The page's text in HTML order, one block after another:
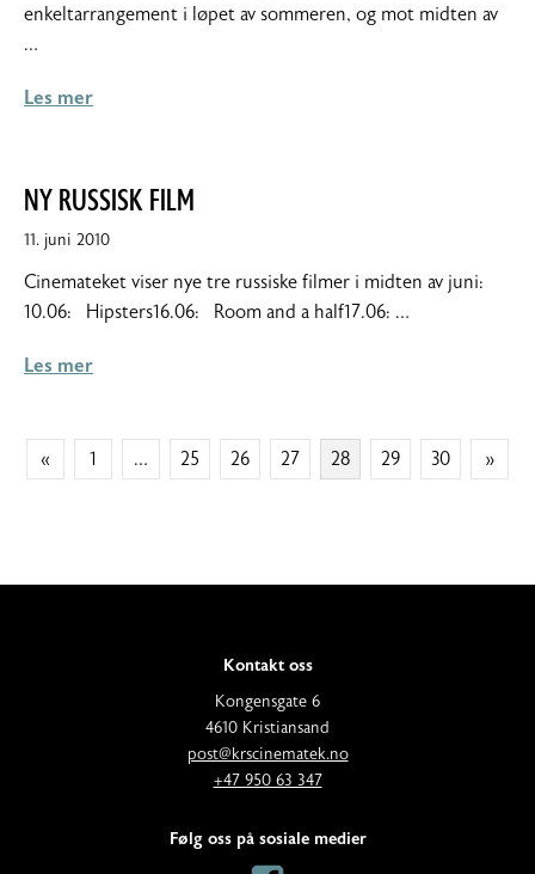
enkeltarrangement i løpet av sommeren, og mot midten av
…
Les mer
NY RUSSISK FILM
11. juni 2010
Cinemateket viser nye tre russiske filmer i midten av juni:
10.06: Hipsters16.06: Room and a half17.06: …
Les mer
SIDEPAGINERING
« 1 … 25 26 27 28 29 30 »
Kontakt oss
A
d
d
r
s
Kongensgate 6
4610 Kristiansand
E
s
post@krscinematek.no
T
l
+47 950 63 347
Følg oss på sosiale medier